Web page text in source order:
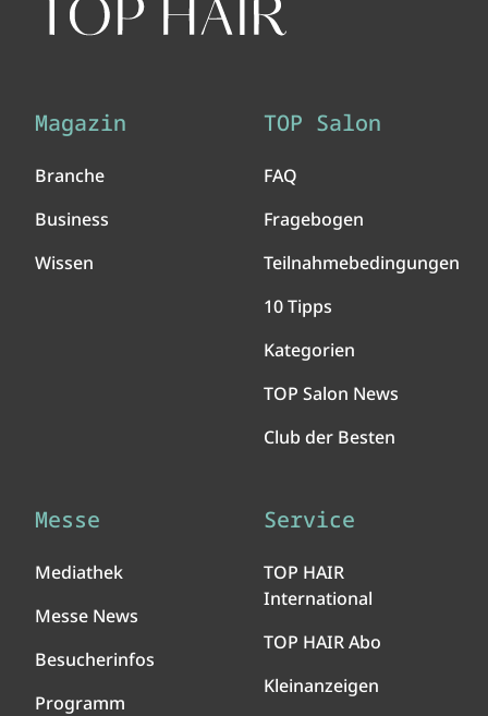
Magazin
Branche
Business
Wissen
TOP Salon
FAQ
Fragebogen
Teilnahmebedingungen
10 Tipps
Kategorien
TOP Salon News
Club der Besten
Messe
Mediathek
Messe News
Besucherinfos
Programm
Service
TOP HAIR
International
TOP HAIR Abo
Kleinanzeigen